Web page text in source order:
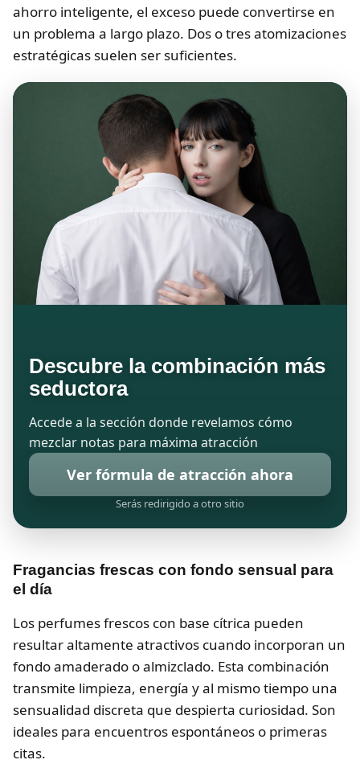
ahorro inteligente, el exceso puede convertirse en
un problema a largo plazo. Dos o tres atomizaciones
estratégicas suelen ser suficientes.
Descubre la combinación más
seductora
Accede a la sección donde revelamos cómo
mezclar notas para máxima atracción
Ver fórmula de atracción ahora
Serás redirigido a otro sitio
Fragancias frescas con fondo sensual para
el día
Los perfumes frescos con base cítrica pueden
resultar altamente atractivos cuando incorporan un
fondo amaderado o almizclado. Esta combinación
transmite limpieza, energía y al mismo tiempo una
sensualidad discreta que despierta curiosidad. Son
ideales para encuentros espontáneos o primeras
citas.